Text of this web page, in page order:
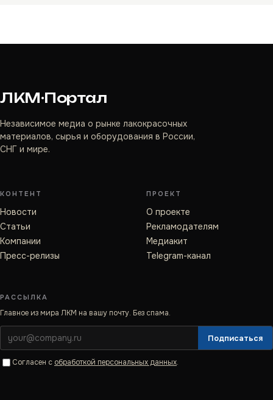
ЛКМ·Портал
Независимое медиа о рынке лакокрасочных
материалов, сырья и оборудования в России,
СНГ и мире.
КОНТЕНТ
Новости
Статьи
Компании
Пресс-релизы
ПРОЕКТ
О проекте
Рекламодателям
Медиакит
Telegram-канал
РАССЫЛКА
Главное из мира ЛКМ на вашу почту. Без спама.
Подписаться
Согласен с обработкой персональных данных.